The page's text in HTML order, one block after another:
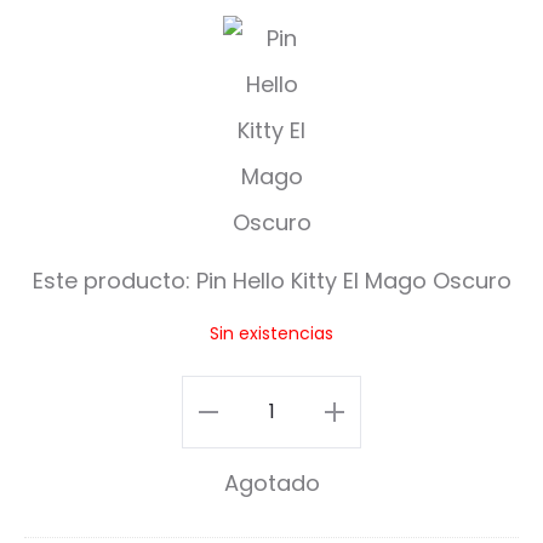
P
i
n
H
e
o
i
t
t
Este producto: Pin Hello Kitty El Mago Oscuro
Sin existencias
Pin
Hello
Kitty
Agotado